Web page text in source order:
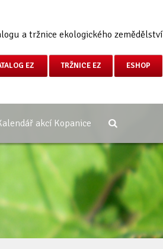
a tržnice ekologického zemědělství
EZ TRŽNICE EZ ESHOP
akcí Kopanice